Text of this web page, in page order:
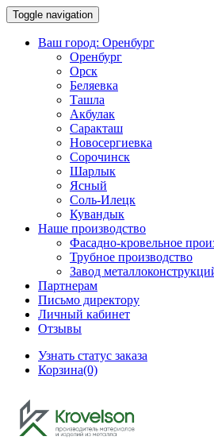
Toggle navigation
Ваш город: Оренбург
Оренбург
Орск
Беляевка
Ташла
Акбулак
Саракташ
Новосергиевка
Сорочинск
Шарлык
Ясный
Соль-Илецк
Кувандык
Наше производство
Фасадно-кровельное
Трубное производство
Завод
Партнерам
Письмо директору
Личный кабинет
Отзывы
Узнать статус заказа
Корзина(0)